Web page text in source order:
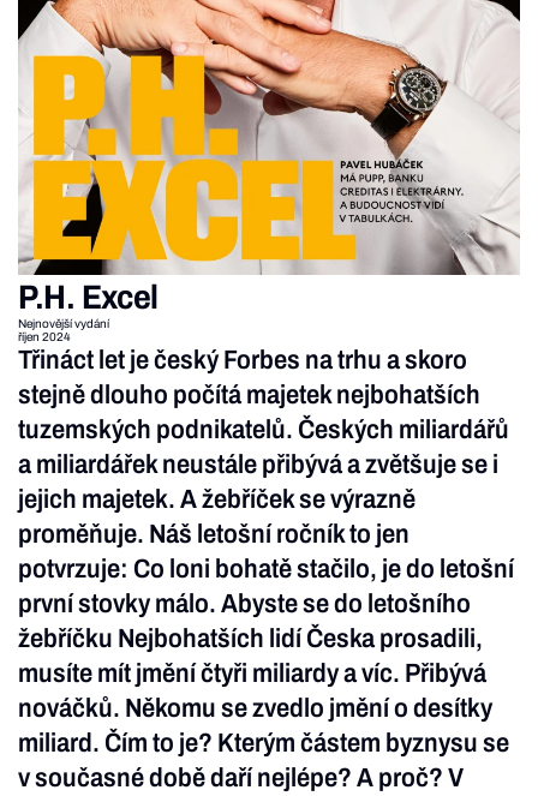
P.H. Excel
Nejnovější vydání
říjen 2024
Třináct let je český Forbes na trhu a skoro
stejně dlouho počítá majetek nejbohatších
tuzemských podnikatelů. Českých miliardářů
a miliardářek neustále přibývá a zvětšuje se i
jejich majetek. A žebříček se výrazně
proměňuje. Náš letošní ročník to jen
potvrzuje: Co loni bohatě stačilo, je do letošní
první stovky málo. Abyste se do letošního
žebříčku Nejbohatších lidí Česka prosadili,
musíte mít jmění čtyři miliardy a víc. Přibývá
nováčků. Někomu se zvedlo jmění o desítky
miliard. Čím to je? Kterým částem byznysu se
v současné době daří nejlépe? A proč? V